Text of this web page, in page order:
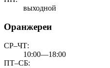
выходной
Оранжереи
СР–ЧТ:
10:00—18:00
ПТ–СБ: